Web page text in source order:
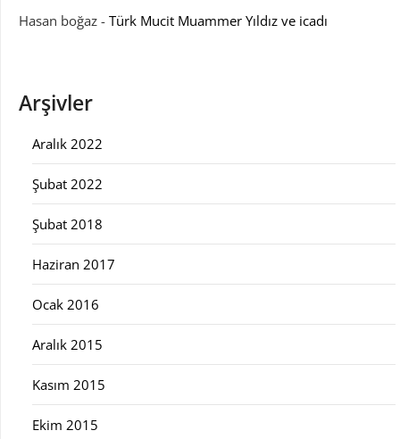
Hasan boğaz - Türk Mucit Muammer Yıldız ve icadı
Arşivler
Aralık 2022
Şubat 2022
Şubat 2018
Haziran 2017
Ocak 2016
Aralık 2015
Kasım 2015
Ekim 2015